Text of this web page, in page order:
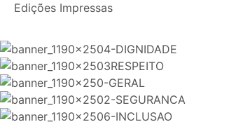
Edições Impressas